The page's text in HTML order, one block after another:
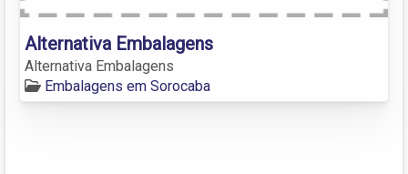
Alternativa Embalagens
Alternativa Embalagens
Embalagens em Sorocaba